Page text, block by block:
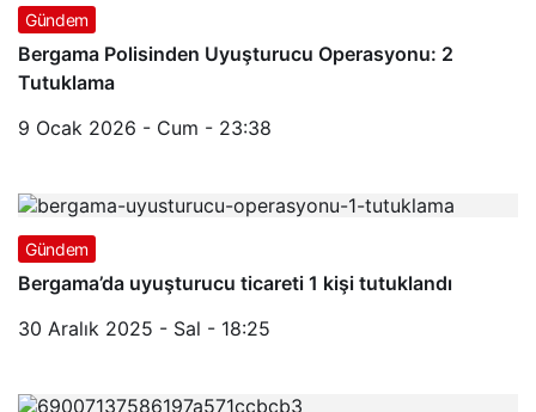
Gündem
Bergama Polisinden Uyuşturucu Operasyonu: 2
Tutuklama
9 Ocak 2026 - Cum - 23:38
Gündem
Bergama’da uyuşturucu ticareti 1 kişi tutuklandı
30 Aralık 2025 - Sal - 18:25